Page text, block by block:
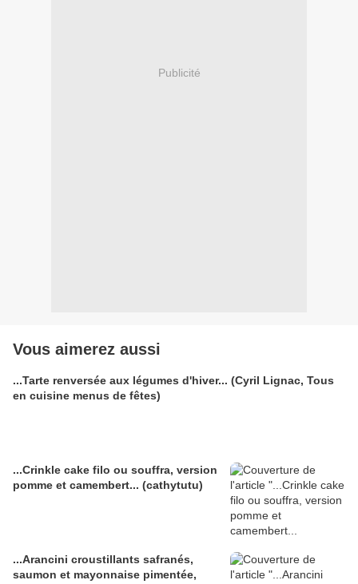
Publicité
Vous aimerez aussi
...Tarte renversée aux légumes d'hiver... (Cyril Lignac, Tous
en cuisine menus de fêtes)
...Crinkle cake filo ou souffra, version
pomme et camembert... (cathytutu)
...Arancini croustillants safranés,
saumon et mayonnaise pimentée,